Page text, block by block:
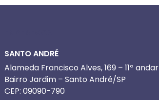
SANTO ANDRÉ
Alameda Francisco Alves, 169 – 11º andar
Bairro Jardim – Santo André/SP
CEP: 09090-790